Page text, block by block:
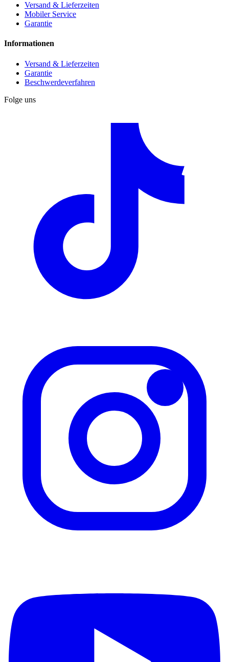
Versand & Lieferzeiten
Mobiler Service
Garantie
Informationen
Versand & Lieferzeiten
Garantie
Beschwerdeverfahren
Folge uns